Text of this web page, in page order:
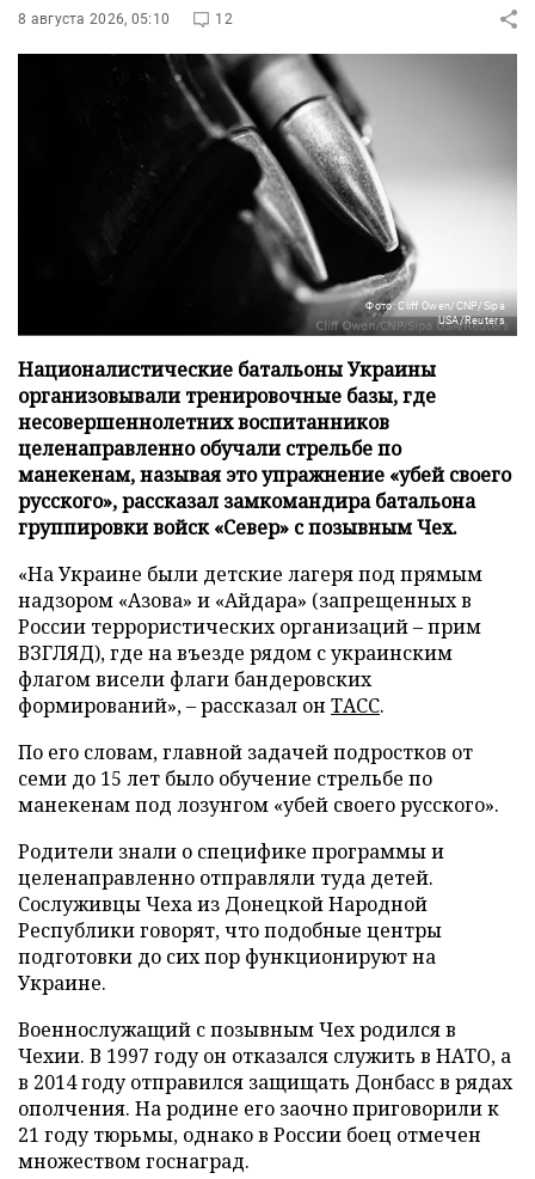
8 августа 2026, 05:10 12
Фото: Cliff Owen/CNP/Sipa
USA/Reuters
Националистические батальоны Украины
организовывали тренировочные базы, где
несовершеннолетних воспитанников
целенаправленно обучали стрельбе по
манекенам, называя это упражнение «убей своего
русского», рассказал замкомандира батальона
группировки войск «Север» с позывным Чех.
«На Украине были детские лагеря под прямым
надзором «Азова» и «Айдара» (запрещенных в
России террористических организаций – прим
ВЗГЛЯД), где на въезде рядом с украинским
флагом висели флаги бандеровских
формирований», – рассказал он ТАСС.
По его словам, главной задачей подростков от
семи до 15 лет было обучение стрельбе по
манекенам под лозунгом «убей своего русского».
Родители знали о специфике программы и
целенаправленно отправляли туда детей.
Сослуживцы Чеха из Донецкой Народной
Республики говорят, что подобные центры
подготовки до сих пор функционируют на
Украине.
Военнослужащий с позывным Чех родился в
Чехии. В 1997 году он отказался служить в НАТО, а
в 2014 году отправился защищать Донбасс в рядах
ополчения. На родине его заочно приговорили к
21 году тюрьмы, однако в России боец отмечен
множеством госнаград.